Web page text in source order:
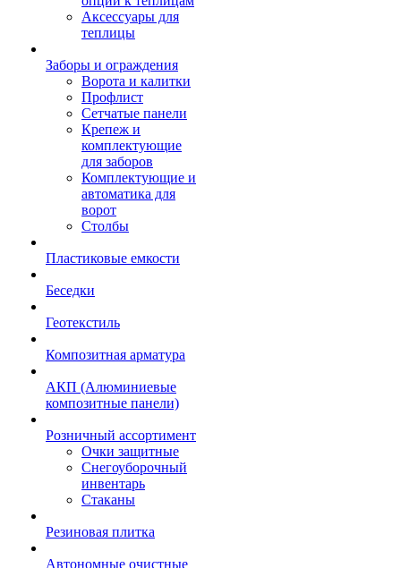
Аксессуары для
теплицы
Заборы и ограждения
Ворота и калитки
Профлист
Сетчатые панели
Крепеж и
комплектующие
для заборов
Комплектующие и
автоматика для
ворот
Столбы
Пластиковые емкости
Беседки
Геотекстиль
Композитная арматура
АКП (Алюминиевые
композитные панели)
Розничный ассортимент
Очки защитные
Снегоуборочный
инвентарь
Стаканы
Резиновая плитка
Автономные очистные